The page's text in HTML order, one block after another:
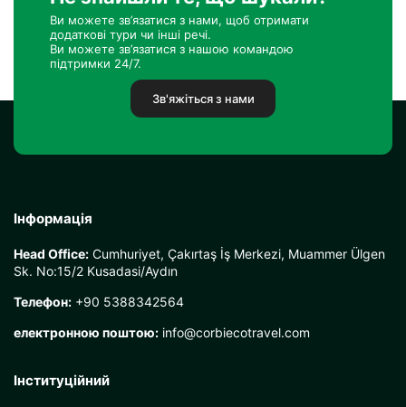
Ви можете зв’язатися з нами, щоб отримати
додаткові тури чи інші речі.
Ви можете зв’язатися з нашою командою
підтримки 24/7.
Зв'яжіться з нами
Інформація
Head Office: Cumhuriyet, Çakırtaş İş Merkezi, Muammer Ülgen
Sk. No:15/2 Kusadasi/Aydın
Телефон: +90 5388342564
електронною поштою: info@corbiecotravel.com
Інституційний